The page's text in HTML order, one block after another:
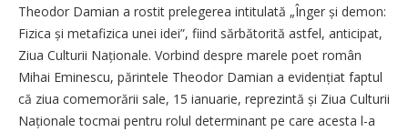
Theodor Damian a rostit prelegerea intitulată „Înger și demon:
Fizica și metafizica unei idei”, fiind sărbătorită astfel, anticipat,
Ziua Culturii Naționale. Vorbind despre marele poet român
Mihai Eminescu, părintele Theodor Damian a evidențiat faptul
că ziua comemorării sale, 15 ianuarie, reprezintă și Ziua Culturii
Naționale tocmai pentru rolul determinant pe care acesta l-a